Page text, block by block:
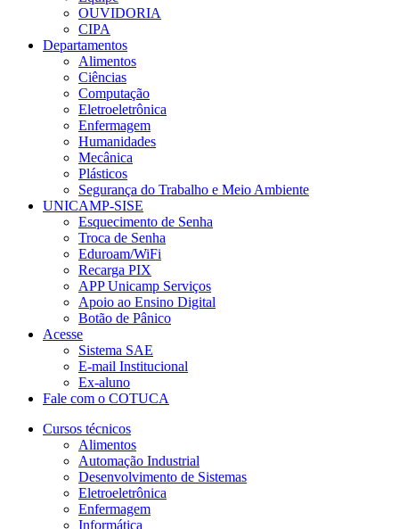
OUVIDORIA
CIPA
Departamentos
Alimentos
Ciências
Computação
Eletroeletrônica
Enfermagem
Humanidades
Mecânica
Plásticos
Segurança do Trabalho e Meio Ambiente
UNICAMP-SISE
Esquecimento de Senha
Troca de Senha
Eduroam/WiFi
Recarga PIX
APP Unicamp Serviços
Apoio ao Ensino Digital
Botão de Pânico
Acesse
Sistema SAE
E-mail Institucional
Ex-aluno
Fale com o COTUCA
Cursos técnicos
Alimentos
Automação Industrial
Desenvolvimento de Sistemas
Eletroeletrônica
Enfermagem
Informática